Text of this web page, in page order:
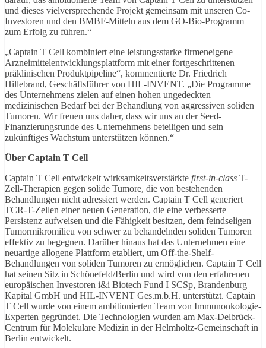
und dieses vielversprechende Projekt gemeinsam mit unseren Co-
Investoren und den BMBF-Mitteln aus dem GO-Bio-Programm
zum Erfolg zu führen.“
„Captain T Cell kombiniert eine leistungsstarke firmeneigene
Arzneimittelentwicklungsplattform mit einer fortgeschrittenen
präklinischen Produktpipeline“, kommentierte Dr. Friedrich
Hillebrand, Geschäftsführer von HIL-INVENT. „Die Programme
des Unternehmens zielen auf einen hohen ungedeckten
medizinischen Bedarf bei der Behandlung von aggressiven soliden
Tumoren. Wir freuen uns daher, dass wir uns an der Seed-
Finanzierungsrunde des Unternehmens beteiligen und sein
zukünftiges Wachstum unterstützen können.“
Über Captain T Cell
Captain T Cell entwickelt wirksamkeitsverstärkte first-in-class T-
Zell-Therapien gegen solide Tumore, die von bestehenden
Behandlungen nicht adressiert werden. Captain T Cell generiert
TCR-T-Zellen einer neuen Generation, die eine verbesserte
Persistenz aufweisen und die Fähigkeit besitzen, dem feindseligen
Tumormikromilieu von schwer zu behandelnden soliden Tumoren
effektiv zu begegnen. Darüber hinaus hat das Unternehmen eine
neuartige allogene Plattform etabliert, um Off-the-Shelf-
Behandlungen von soliden Tumoren zu ermöglichen. Captain T Cell
hat seinen Sitz in Schönefeld/Berlin und wird von den erfahrenen
europäischen Investoren i&i Biotech Fund I SCSp, Brandenburg
Kapital GmbH und HIL-INVENT Ges.m.b.H. unterstützt. Captain
T Cell wurde von einem ambitionierten Team von Immunonkologie-
Experten gegründet. Die Technologien wurden am Max-Delbrück-
Centrum für Molekulare Medizin in der Helmholtz-Gemeinschaft in
Berlin entwickelt.